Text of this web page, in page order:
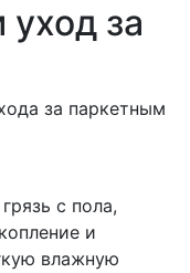
за
за паркетным
с пола,
и
влажную